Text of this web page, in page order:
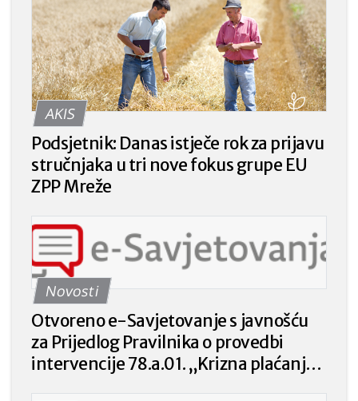
AKIS
Podsjetnik: Danas istječe rok za prijavu
stručnjaka u tri nove fokus grupe EU
ZPP Mreže
Novosti
Otvoreno e-Savjetovanje s javnošću
za Prijedlog Pravilnika o provedbi
intervencije 78.a.01. „Krizna plaćanja